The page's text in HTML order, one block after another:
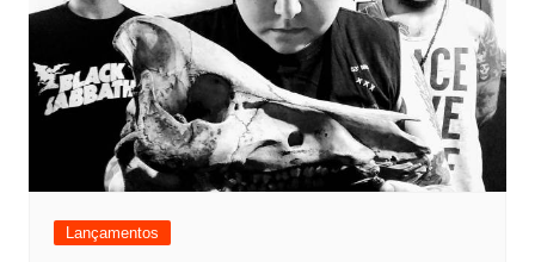
Lançamentos